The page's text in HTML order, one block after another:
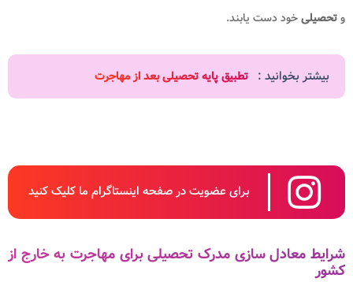
وتحصیلیخود دست یابند.
بیشتر بخوانید : تطبیق پایه تحصیلی بعد از مهاجرت
برای عضویت در صفحه اینستاگرام ما کلیک کنید
شرایط معادل سازی مدرک تحصیلی برای مهاجرت به خارج از
کشور